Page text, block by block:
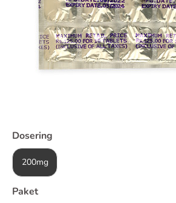
Dosering
200mg
Paket